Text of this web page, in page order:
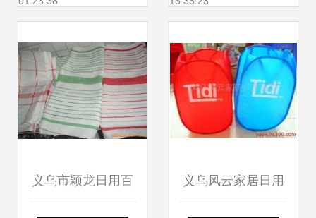
义乌市颖龙日用百 义乌风云家居日用